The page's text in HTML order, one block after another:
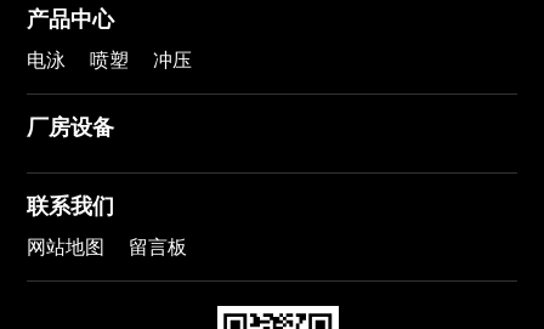
产品中心
电泳 喷塑 冲压
厂房设备
联系我们
网站地图 留言板